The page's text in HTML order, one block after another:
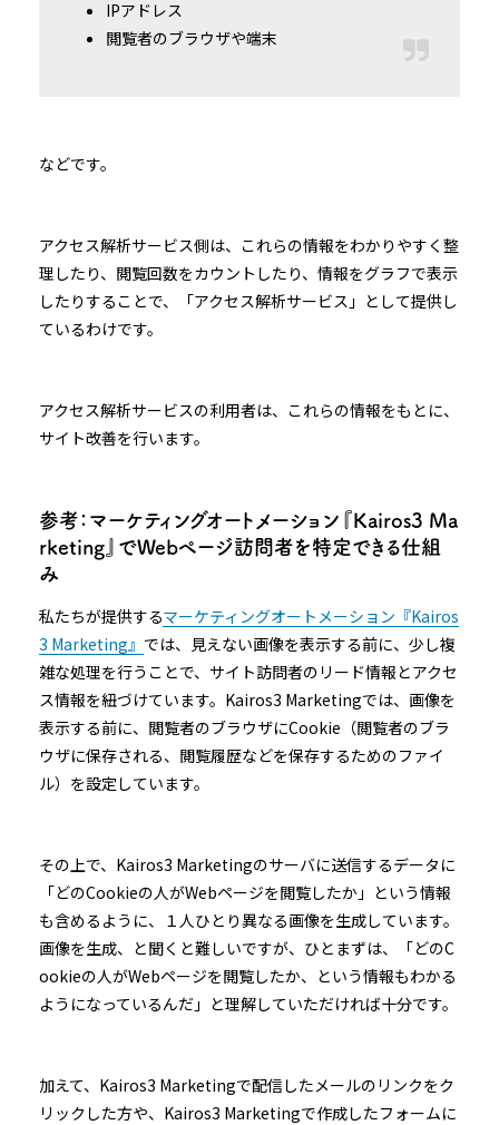
IPアドレス
閲覧者のブラウザや端末
などです。
アクセス解析サービス側は、これらの情報をわかりやすく整
理したり、閲覧回数をカウントしたり、情報をグラフで表示
したりすることで、「アクセス解析サービス」として提供し
ているわけです。
アクセス解析サービスの利用者は、これらの情報をもとに、
サイト改善を行います。
参考：マーケティングオートメーション『Kairos3 Ma
rketing』でWebページ訪問者を特定できる仕組
み
私たちが提供するマーケティングオートメーション『Kairos
3 Marketing』 では、見えない画像を表示する前に、少し複
雑な処理を行うことで、サイト訪問者のリード情報とアクセ
ス情報を紐づけています。Kairos3 Marketingでは、画像を
表示する前に、閲覧者のブラウザにCookie（閲覧者のブラ
ウザに保存される、閲覧履歴などを保存するためのファイ
ル）を設定しています。
その上で、Kairos3 Marketingのサーバに送信するデータに
「どのCookieの人がWebページを閲覧したか」という情報
も含めるように、１人ひとり異なる画像を生成しています。
画像を生成、と聞くと難しいですが、ひとまずは、「どのC
ookieの人がWebページを閲覧したか、という情報もわかる
ようになっているんだ」と理解していただければ十分です。
加えて、Kairos3 Marketingで配信したメールのリンクをク
リックした方や、Kairos3 Marketingで作成したフォームに